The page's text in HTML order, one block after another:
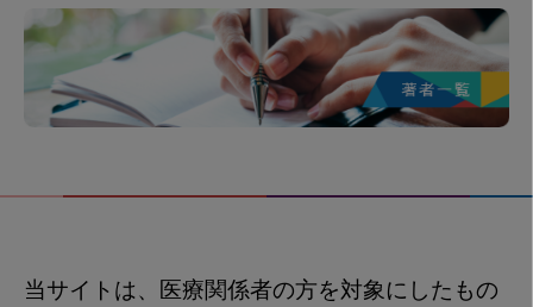
当サイトは、医療関係者の方を対象にしたもの